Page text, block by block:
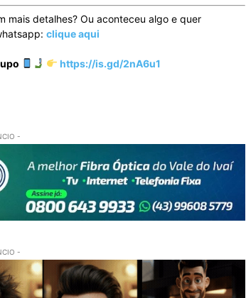
mais detalhes? Ou aconteceu algo e quer
clique aqui
https://is.gd/2nA6u1
-
-